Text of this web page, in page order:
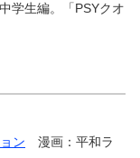
学生編。「PSYクオ
ン 漫画：平和ラ